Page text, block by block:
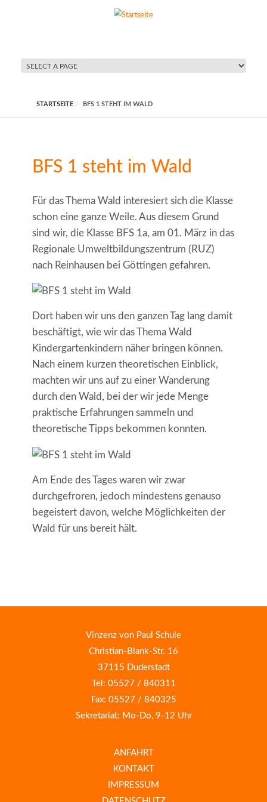
STARTSEITE BFS 1 STEHT IM WALD
BFS 1 steht im Wald
Für das Thema Wald interesiert sich die Klasse
schon eine ganze Weile. Aus diesem Grund
sind wir, die Klasse BFS 1a, am 01. März in das
Regionale Umweltbildungszentrum (RUZ)
nach Reinhausen bei Göttingen gefahren.
Dort haben wir uns den ganzen Tag lang damit
beschäftigt, wie wir das Thema Wald
Kindergartenkindern näher bringen können.
Nach einem kurzen theoretischen Einblick,
machten wir uns auf zu einer Wanderung
durch den Wald, bei der wir jede Menge
praktische Erfahrungen sammeln und
theoretische Tipps bekommen konnten.
Am Ende des Tages waren wir zwar
durchgefroren, jedoch mindestens genauso
begeistert davon, welche Möglichkeiten der
Wald für uns bereit hält.
Vinzenz von Paul Schule
Christian-Blank-Str. 16
37115 Duderstadt
Tel: 05527 / 840311
Fax: 05527 / 840325
Sekretariat: Mo-Do, 9-12 Uhr
ANFAHRT
KONTAKT
IMPRESSUM